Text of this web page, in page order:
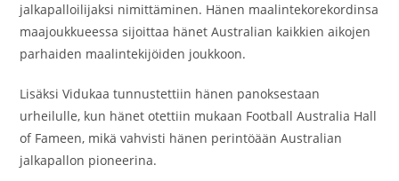
jalkapalloilijaksi nimittäminen. Hänen maalintekorekordinsa
maajoukkueessa sijoittaa hänet Australian kaikkien aikojen
parhaiden maalintekijöiden joukkoon.
Lisäksi Vidukaa tunnustettiin hänen panoksestaan
urheilulle, kun hänet otettiin mukaan Football Australia Hall
of Fameen, mikä vahvisti hänen perintöään Australian
jalkapallon pioneerina.